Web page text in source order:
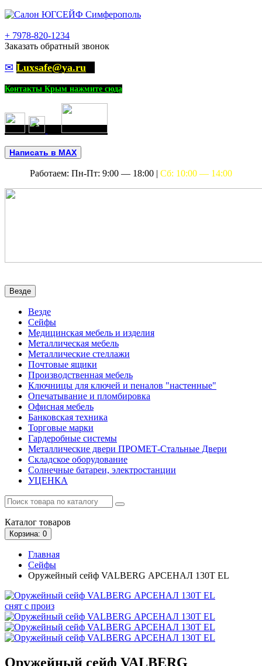
+ 7978-820-1234
Заказать обратный звонок
✉ Luxsafe@ya.ru
Контакты Крым нажмите сюда
Написать в MAX
Работаем: Пн-Пт: 9:00 — 18:00 | Сб: 10:00 — 14:00
Везде
Везде
Сейфы
Медицинская мебель и изделия
Металлическая мебель
Металлические стеллажи
Почтовые ящики
Производственная мебель
Ключницы для ключей и пеналов "настенные"
Опечатывание и пломбировка
Офисная мебель
Банковская техника
Торговые марки
Гардеробные системы
Металлические двери ПРОМЕТ-Стальные Двери
Складское оборудование
Солнечные батареи, электростанции
УЦЕНКА
Каталог товаров
Корзина: 0
Главная
Сейфы
Оружейный сейф VALBERG АРСЕНАЛ 130Т EL
снят с произ
Оружейный сейф VALBERG